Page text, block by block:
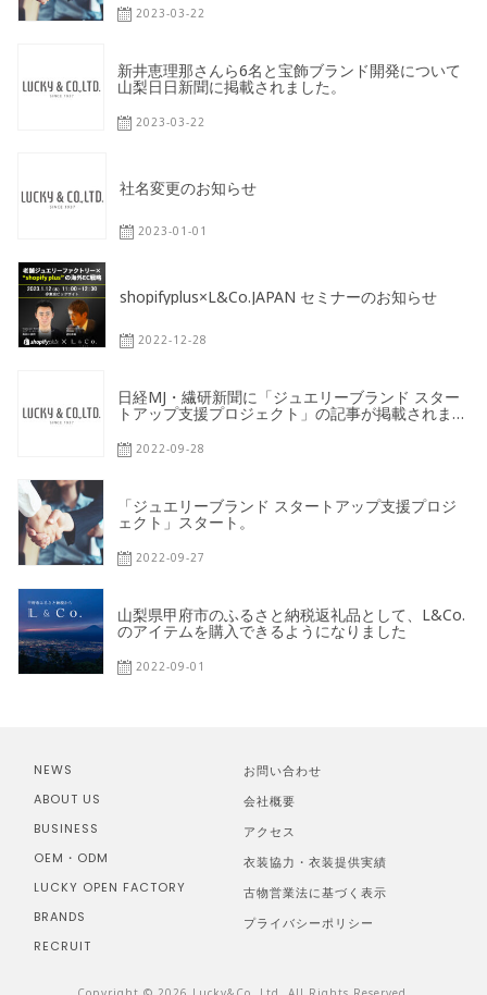
2023-03-22
新井恵理那さんら6名と宝飾ブランド開発について
山梨日日新聞に掲載されました。
2023-03-22
社名変更のお知らせ
2023-01-01
shopifyplus×L&Co.JAPAN セミナーのお知らせ
2022-12-28
日経MJ・繊研新聞に「ジュエリーブランド スター
トアップ支援プロジェクト」の記事が掲載されまし
2022-09-28
「ジュエリーブランド スタートアップ支援プロジ
ェクト」スタート。
2022-09-27
山梨県甲府市のふるさと納税返礼品として、L&Co.
のアイテムを購入できるようになりました
2022-09-01
NEWS
ABOUT US
BUSINESS
OEM・ODM
LUCKY OPEN FACTORY
BRANDS
RECRUIT
お問い合わせ
会社概要
アクセス
衣装協力・衣装提供実績
古物営業法に基づく表示
プライバシーポリシー